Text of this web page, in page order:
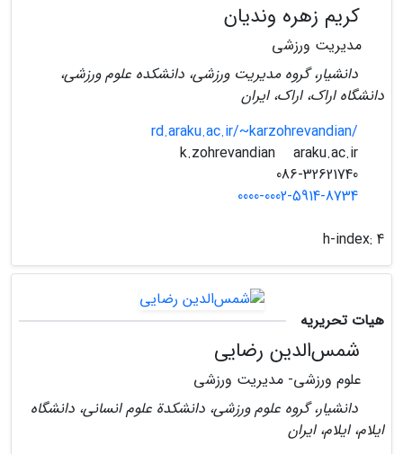
کریم زهره وندیان
مدیریت ورزشی
دانشیار، گروه مدیریت ورزشی، دانشکده علوم ورزشی،
دانشگاه اراک، اراک، ایران
rd.araku.ac.ir/~karzohrevandian/
araku.ac.ir
0000-0002-5914-8734
h-index: 4
هیات تحریریه
شمس‌الدین رضایی
علوم ورزشی- مدیریت ورزشی
دانشیار، گروه علوم ورزشی، دانشکدة علوم انسانی، دانشگاه
ایلام، ایلام، ایران